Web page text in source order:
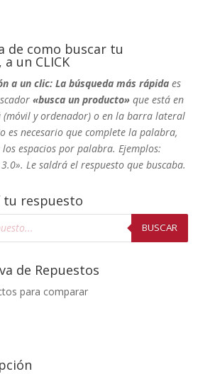
de como buscar tu
un CLICK
a un clic: La búsqueda más rápida es
«busca un producto»que está en
(móvil y ordenador) o en la barra lateral
es necesario que complete la palabra,
espacios por palabra. Ejemplos:
Le saldrá el respuesto que buscaba.
tu respuesto
BUSCAR
de Repuestos
para comparar